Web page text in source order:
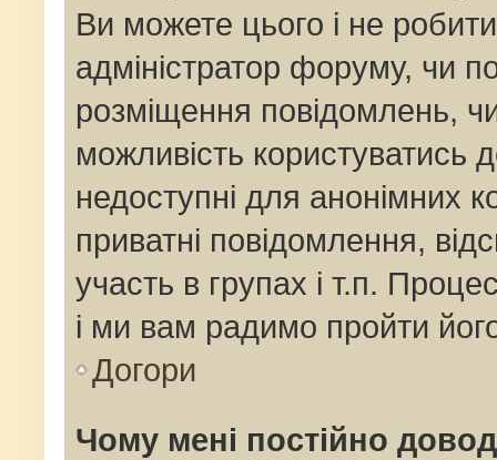
Ви можете цього і не
адміністратор форуму, чи
розміщення повідомлень,
можливість користуватись
недоступні для анонімних
приватні повідомлення,
участь в групах і т.п.
і ми вам радимо пройти
Догори
Чому мені постійно